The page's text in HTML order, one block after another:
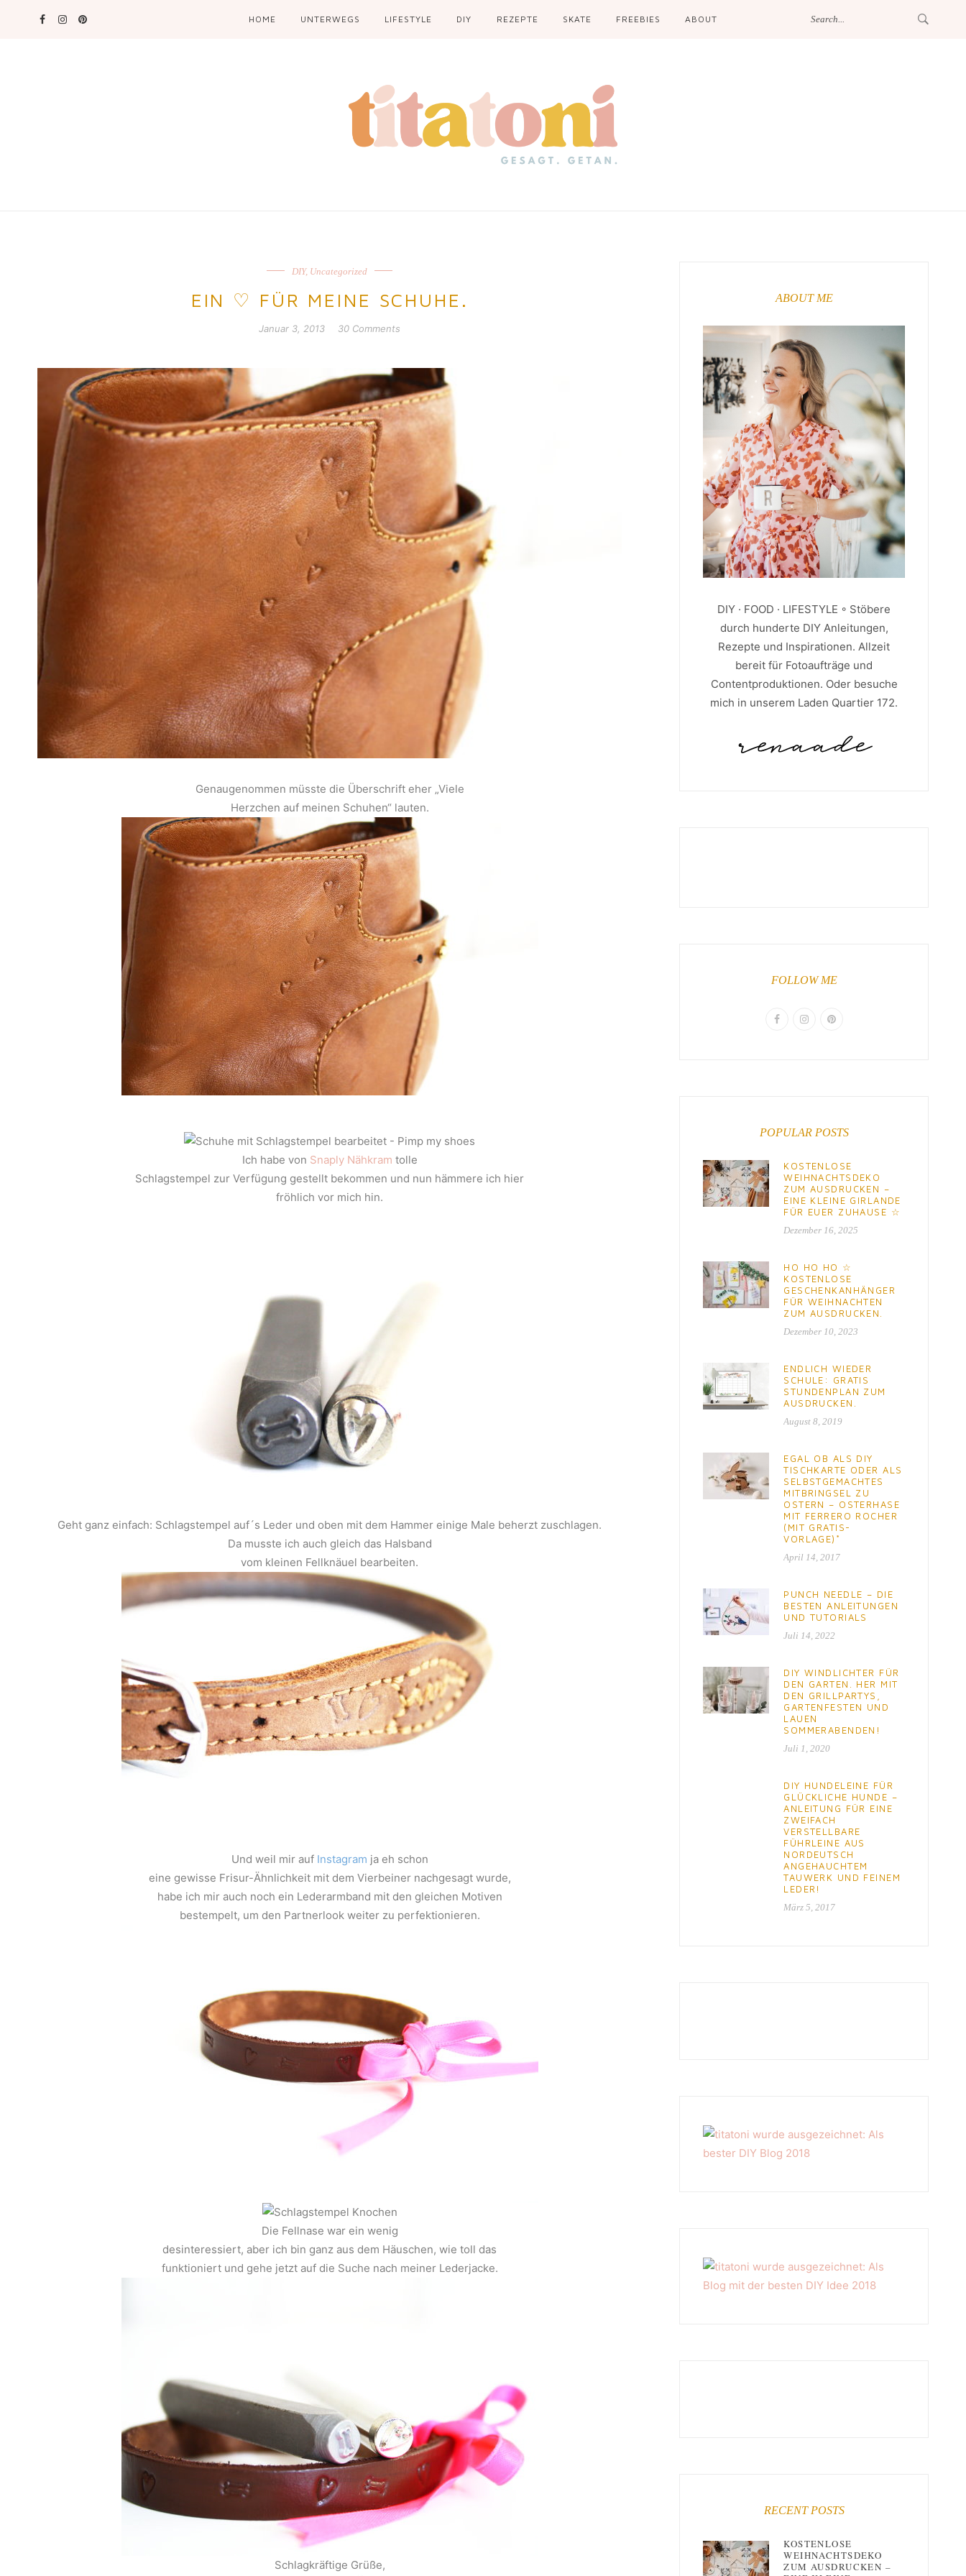
HOME UNTERWEGS LIFESTYLE DIY REZEPTE SKATE FREEBIES ABOUT
DIY, Uncategorized
EIN ♡ FÜR MEINE SCHUHE.
Januar 3, 2013 30 Comments
Genaugenommen müsste die Überschrift eher „Viele
Herzchen auf meinen Schuhen“ lauten.
Ich habe von Snaply Nähkram tolle
Schlagstempel zur Verfügung gestellt bekommen und nun hämmere ich hier
fröhlich vor mich hin.
Geht ganz einfach: Schlagstempel auf´s Leder und oben mit dem Hammer einige Male beherzt zuschlagen.
Da musste ich auch gleich das Halsband
vom kleinen Fellknäuel bearbeiten.
Und weil mir auf Instagram ja eh schon
eine gewisse Frisur-Ähnlichkeit mit dem Vierbeiner nachgesagt wurde,
habe ich mir auch noch ein Lederarmband mit den gleichen Motiven
bestempelt, um den Partnerlook weiter zu perfektionieren.
Die Fellnase war ein wenig
desinteressiert, aber ich bin ganz aus dem Häuschen, wie toll das
funktioniert und gehe jetzt auf die Suche nach meiner Lederjacke.
Schlagkräftige Grüße,
ABOUT ME
DIY · FOOD · LIFESTYLE ◦ Stöbere
durch hunderte DIY Anleitungen,
Rezepte und Inspirationen. Allzeit
bereit für Fotoaufträge und
Contentproduktionen. Oder besuche
mich in unserem Laden Quartier 172.
FOLLOW ME
POPULAR POSTS
KOSTENLOSE
WEIHNACHTSDEKO
ZUM AUSDRUCKEN –
EINE KLEINE GIRLANDE
FÜR EUER ZUHAUSE ☆
Dezember 16, 2025
HO HO HO ☆
KOSTENLOSE
GESCHENKANHÄNGER
FÜR WEIHNACHTEN
ZUM AUSDRUCKEN.
Dezember 10, 2023
ENDLICH WIEDER
SCHULE: GRATIS
STUNDENPLAN ZUM
AUSDRUCKEN.
August 8, 2019
EGAL OB ALS DIY
TISCHKARTE ODER ALS
SELBSTGEMACHTES
MITBRINGSEL ZU
OSTERN – OSTERHASE
MIT FERRERO ROCHER
(MIT GRATIS-
VORLAGE)*
April 14, 2017
PUNCH NEEDLE – DIE
BESTEN ANLEITUNGEN
UND TUTORIALS
Juli 14, 2022
DIY WINDLICHTER FÜR
DEN GARTEN. HER MIT
DEN GRILLPARTYS,
GARTENFESTEN UND
LAUEN
SOMMERABENDEN!
Juli 1, 2020
DIY HUNDELEINE FÜR
GLÜCKLICHE HUNDE –
ANLEITUNG FÜR EINE
ZWEIFACH
VERSTELLBARE
FÜHRLEINE AUS
NORDEUTSCH
ANGEHAUCHTEM
TAUWERK UND FEINEM
LEDER!
März 5, 2017
RECENT POSTS
KOSTENLOSE
WEIHNACHTSDEKO
ZUM AUSDRUCKEN –